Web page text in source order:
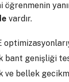
vardır.
bant genişliği
ve bellek